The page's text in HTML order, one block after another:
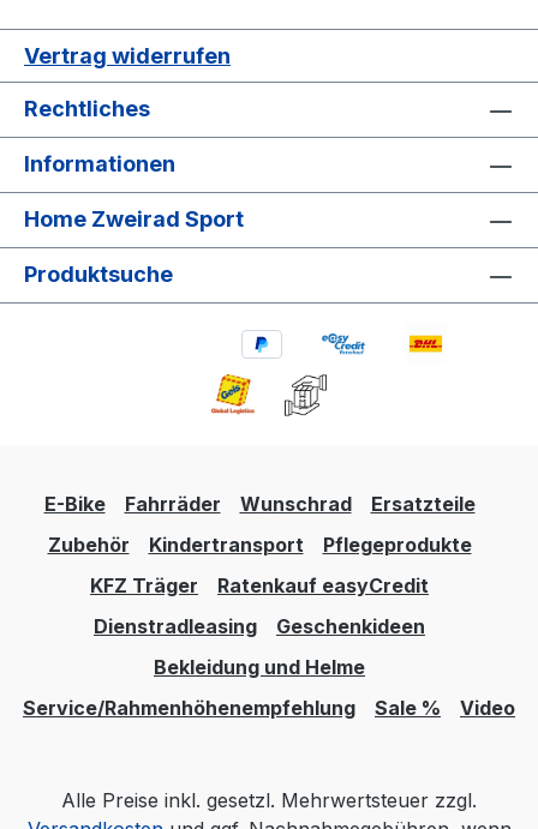
Vertrag widerrufen
Rechtliches
Informationen
Home Zweirad Sport
Produktsuche
E-Bike Fahrräder Wunschrad
Ersatzteile
Zubehör
Kindertransport
Pflegeprodukte
KFZ Träger
Ratenkauf easyCredit
Dienstradleasing
Geschenkideen
Bekleidung und Helme
Service/Rahmenhöhenempfehlung
Sale % Video
Alle Preise inkl. gesetzl. Mehrwertsteuer zzgl.